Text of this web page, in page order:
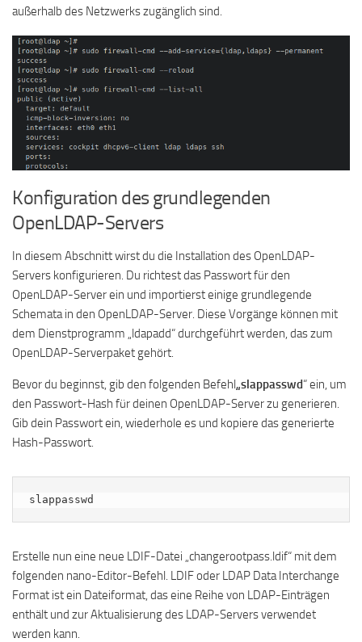
außerhalb des Netzwerks zugänglich sind.
Konfiguration des grundlegenden
OpenLDAP-Servers
In diesem Abschnitt wirst du die Installation des OpenLDAP-
Servers konfigurieren. Du richtest das Passwort für den
OpenLDAP-Server ein und importierst einige grundlegende
Schemata in den OpenLDAP-Server. Diese Vorgänge können mit
dem Dienstprogramm „ldapadd“ durchgeführt werden, das zum
OpenLDAP-Serverpaket gehört.
Bevor du beginnst, gib den folgenden Befehl„slappasswd“ ein, um
den Passwort-Hash für deinen OpenLDAP-Server zu generieren.
Gib dein Passwort ein, wiederhole es und kopiere das generierte
Hash-Passwort.
slappasswd
Erstelle nun eine neue LDIF-Datei „changerootpass.ldif“ mit dem
folgenden nano-Editor-Befehl. LDIF oder LDAP Data Interchange
Format ist ein Dateiformat, das eine Reihe von LDAP-Einträgen
enthält und zur Aktualisierung des LDAP-Servers verwendet
werden kann.